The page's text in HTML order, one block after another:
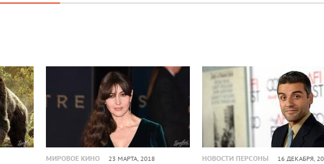
МИРОВОЕ КИНО 23 МАРТА, 2018 НОВОСТИ ПЕРСОНЫ 16 ДЕКАБРЯ,